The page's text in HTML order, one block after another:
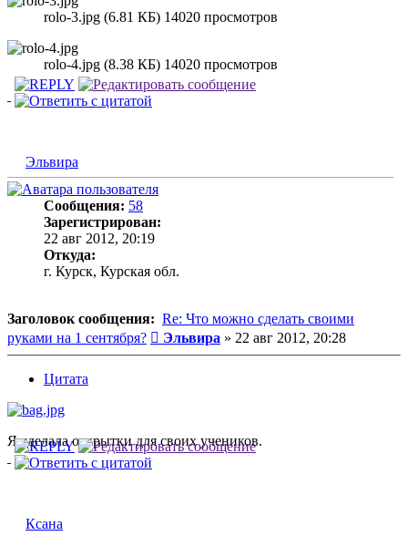
rolo-3.jpg (6.81 КБ) 14020 просмотров
rolo-4.jpg (8.38 КБ) 14020 просмотров
Эльвира
Сообщения: 58
Зарегистрирован:
22 авг 2012, 20:19
Откуда:
г. Курск, Курская обл.
Заголовок сообщения: Re: Что можно сделать своими
руками на 1 сентября?
Сообщение
Эльвира » 22 авг 2012, 20:28
Цитата
Я сделала открытки для своих учеников.
Ксана